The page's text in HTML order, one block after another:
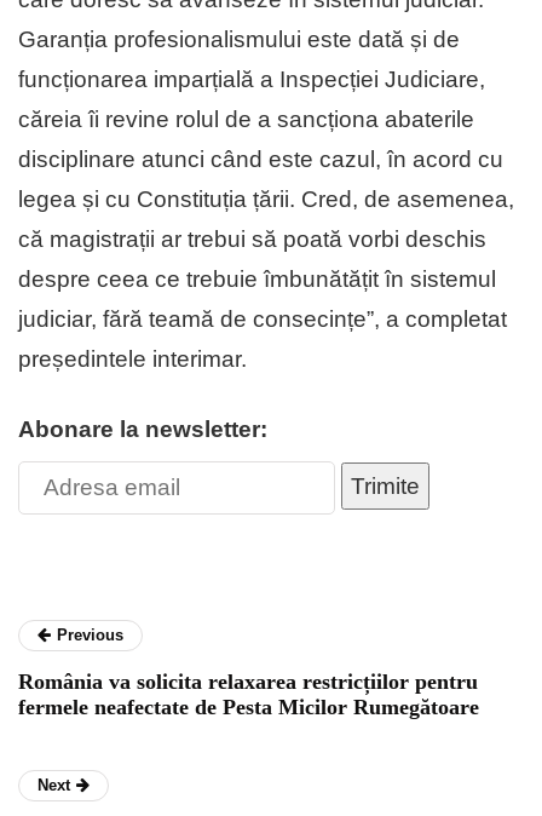
Garanția profesionalismului este dată și de
funcționarea imparțială a Inspecției Judiciare,
căreia îi revine rolul de a sancționa abaterile
disciplinare atunci când este cazul, în acord cu
legea și cu Constituția țării. Cred, de asemenea,
că magistrații ar trebui să poată vorbi deschis
despre ceea ce trebuie îmbunătățit în sistemul
judiciar, fără teamă de consecințe”, a completat
președintele interimar.
Abonare la newsletter:
Trimite
Previous
România va solicita relaxarea restricțiilor pentru
fermele neafectate de Pesta Micilor Rumegătoare
Next